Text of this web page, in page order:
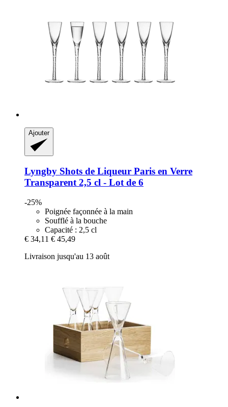
Ajouter
Lyngby Shots de Liqueur Paris en Verre
Transparent 2,5 cl -​ Lot de 6
-25%
Poignée façonnée à la main
Soufflé à la bouche
Capacité : 2,5 cl
€ 34,11 € 45,49
Livraison jusqu'au 13 août